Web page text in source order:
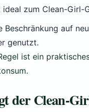
ideal zum Clean-Girl-
Beschränkung auf
genutzt.
ist ein
der Clean-